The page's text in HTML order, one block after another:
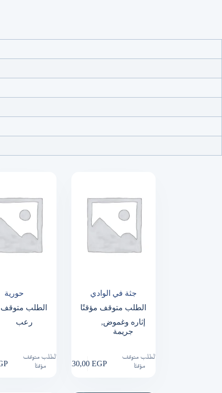
حورية
الطلب متوقف
رعب
الطلب متوقف
مؤقتًا
جثة في الوادي
الطلب متوقف مؤقتًا
إثاره وغموض,
جريمة
230,00 EGP
الطلب متوقف
مؤقتًا